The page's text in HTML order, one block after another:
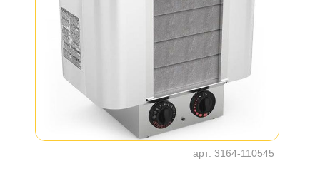
арт: 3164-110545